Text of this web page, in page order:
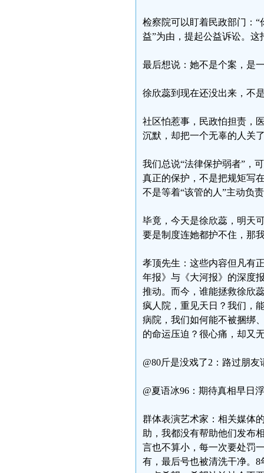
检察院可以盯着民政部门：
益”为由，提起公益诉讼。
最后想说：她不是个案，是
徐欣蕊到现在还没出来，不
社区怕惹事，民政怕担责，
沉默，却把一个无辜的人关
我们总说“法律保护弱者”，
真正的保护，不是把规矩写
不是等着“该管的人”主动负
毕竟，今天是徐欣蕊，明天
要是制度连她都护不住，那
孝顶先生：这些内容但凡有
年报》与《大河报》的深度
推动。而今，谁能拯救徐欣
疯人院，重见天日？我们，
病院，我们如何能不被捆绑
的命运压迫？很心痛，却又
@80斤是没戏了2：路过朋
@夏语冰96：期待真相早日
群体表演艺术家：相关媒体
助，我都没有帮助他们发布
言也不算小，每一次要处罚
有，最后号也被清洗干净。